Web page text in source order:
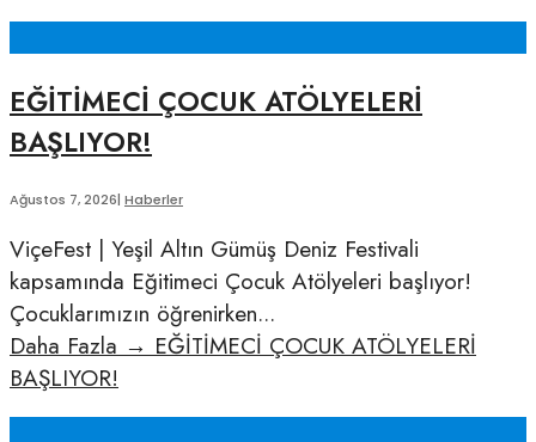
EĞİTİMECİ ÇOCUK ATÖLYELERİ
BAŞLIYOR!
Ağustos 7, 2026| Haberler
ViçeFest | Yeşil Altın Gümüş Deniz Festivali
kapsamında Eğitimeci Çocuk Atölyeleri başlıyor!
Çocuklarımızın öğrenirken...
Daha Fazla → EĞİTİMECİ ÇOCUK ATÖLYELERİ
BAŞLIYOR!